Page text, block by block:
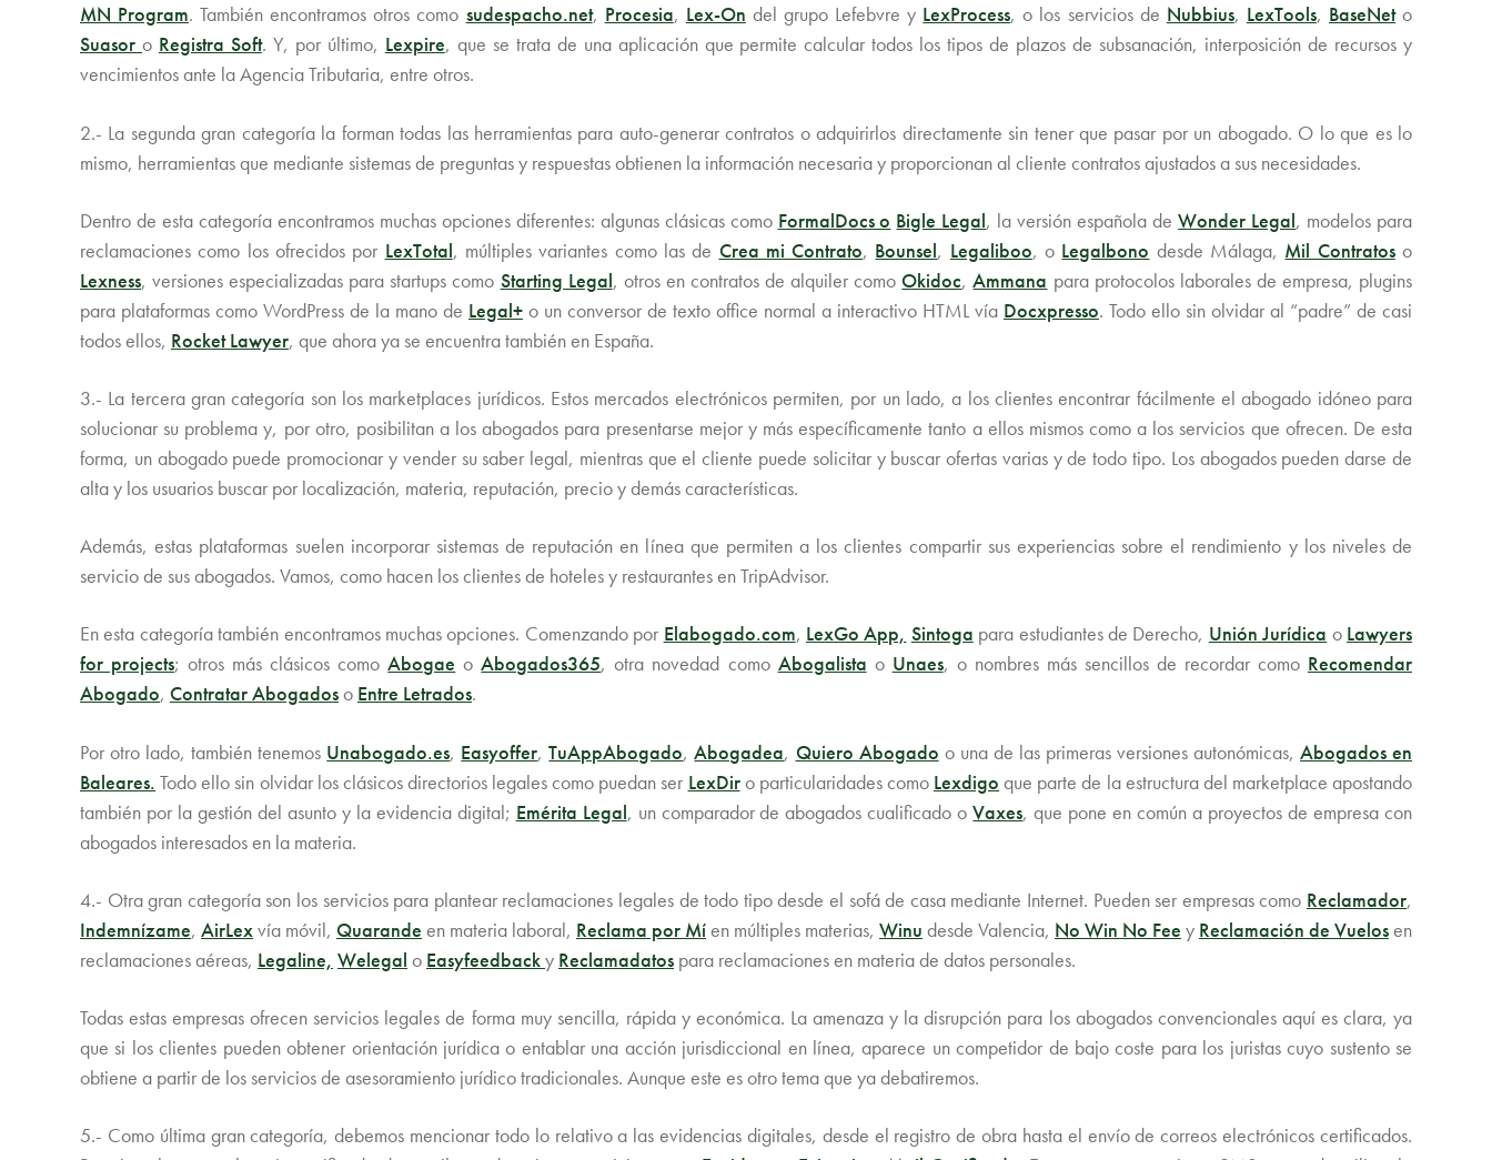
MN Program. También encontramos otros como sudespacho.net, Procesia, Lex-On del grupo Lefebvre y LexProcess, o los servicios de Nubbius, LexTools, BaseNeto
Suasor o Registra Soft. Y, por último, Lexpire, que se trata de una aplicación que permite calcular todos los tipos de plazos de subsanación, interposición de recursos y
vencimientos ante la Agencia Tributaria, entre otros.
2.- La segunda gran categoría la forman todas las herramientas para auto-generar contratos o adquirirlos directamente sin tener que pasar por un abogado. O lo que es lo
mismo, herramientas que mediante sistemas de preguntas y respuestas obtienen la información necesaria y proporcionan al cliente contratos ajustados a sus necesidades.
Dentro de esta categoría encontramos muchas opciones diferentes: algunas clásicas como FormalDocs o Bigle Legal, la versión española deWonder Legal, modelos para
reclamaciones como los ofrecidos por LexTotal, múltiples variantes como las de Crea mi Contrato, Bounsel, Legaliboo, o Legalbono desde Málaga, Mil Contratoso
Lexness, versiones especializadas para startups como Starting Legal, otros en contratos de alquiler como Okidoc,Ammana para protocolos laborales de empresa, plugins
para plataformas como WordPress de la mano de Legal+ o un conversor de texto office normal a interactivo HTML vía Docxpresso. Todo ello sin olvidar al “padre” de casi
todos ellos, Rocket Lawyer, que ahora ya se encuentra también en España.
3.- La tercera gran categoría son los marketplaces jurídicos. Estos mercados electrónicos permiten, por un lado, a los clientes encontrar fácilmente el abogado idóneo para
solucionar su problema y, por otro, posibilitan a los abogados para presentarse mejor y más específicamente tanto a ellos mismos como a los servicios que ofrecen. De esta
forma, un abogado puede promocionar y vender su saber legal, mientras que el cliente puede solicitar y buscar ofertas varias y de todo tipo. Los abogados pueden darse de
alta y los usuarios buscar por localización, materia, reputación, precio y demás características.
Además, estas plataformas suelen incorporar sistemas de reputación en línea que permiten a los clientes compartir sus experiencias sobre el rendimiento y los niveles de
servicio de sus abogados. Vamos, como hacen los clientes de hoteles y restaurantes en TripAdvisor.
En esta categoría también encontramos muchas opciones. Comenzando por Elabogado.com, LexGo App, Sintoga para estudiantes de Derecho, Unión Jurídica o Lawyers
for projects; otros más clásicos comoAbogae oAbogados365, otra novedad como Abogalista o Unaes, o nombres más sencillos de recordar como Recomendar
Abogado, Contratar Abogadoso Entre Letrados.
Por otro lado, también tenemos Unabogado.es, Easyoffer,TuAppAbogado,Abogadea, Quiero Abogado o una de las primeras versiones autonómicas, Abogados en
Baleares. Todo ello sin olvidar los clásicos directorios legales como puedan ser LexDiro particularidades como Lexdigo que parte de la estructura del marketplace apostando
también por la gestión del asunto y la evidencia digital; Emérita Legal, un comparador de abogados cualificado oVaxes, que pone en común a proyectos de empresa con
abogados interesados en la materia.
4.- Otra gran categoría son los servicios para plantear reclamaciones legales de todo tipo desde el sofá de casa mediante Internet. Pueden ser empresas como Reclamador,
Indemnízame, AirLexvía móvil, Quarande en materia laboral, Reclama por Míen múltiples materias, Winu desde Valencia, No Win No Fee y Reclamación de Vuelosen
reclamaciones aéreas, Legaline, Welegal o Easyfeedbacky Reclamadatos para reclamaciones en materia de datos personales.
Todas estas empresas ofrecen servicios legales de forma muy sencilla, rápida y económica. La amenaza y la disrupción para los abogados convencionales aquí es clara, ya
que si los clientes pueden obtener orientación jurídica o entablar una acción jurisdiccional en línea, aparece un competidor de bajo coste para los juristas cuyo sustento se
obtiene a partir de los servicios de asesoramiento jurídico tradicionales. Aunque este es otro tema que ya debatiremos.
5.- Como última gran categoría, debemos mencionar todo lo relativo a las evidencias digitales, desde el registro de obra hasta el envío de correos electrónicos certificados.